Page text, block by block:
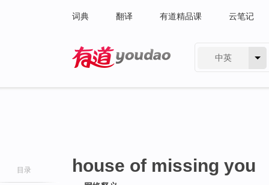
词典 翻译 有道精品课 云笔记
中英
目录 house of missing you